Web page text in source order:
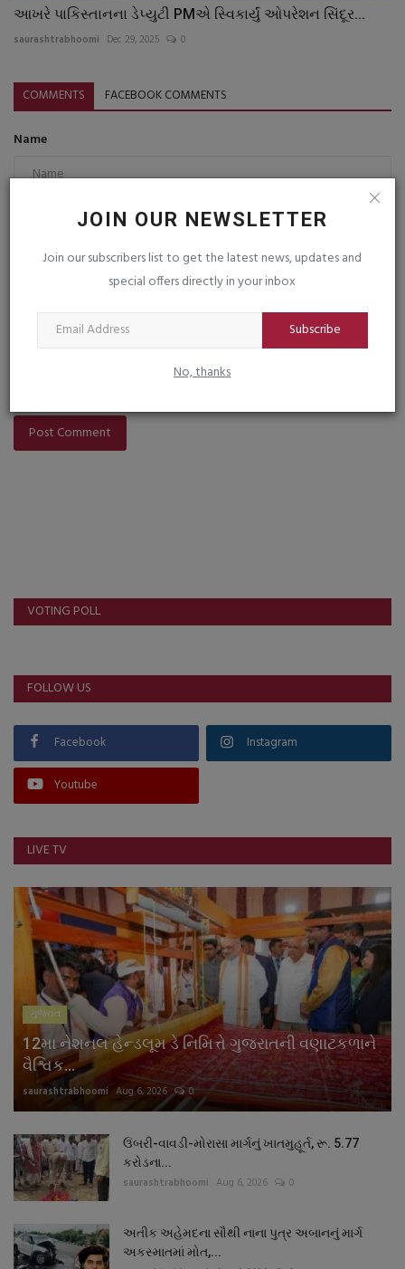
JOIN OUR NEWSLETTER
Join our subscribers list to get the latest news, updates and
special offers directly in your inbox
Subscribe
No, thanks
આખરે પાકિસ્તાનના ડેપ્યુટી PMએ સ્વિકાર્યું ઓપરેશન સિંદૂર...
saurashtrabhoomi Dec 29, 2025 0
COMMENTS FACEBOOK COMMENTS
Name
Post Comment
VOTING POLL
FOLLOW US
Facebook Instagram
Youtube
LIVE TV
ગુજરાત
12મા નેશનલ હેન્ડલૂમ ડે નિમિત્તે ગુજરાતની વણાટકળાને
વૈશ્વિક...
saurashtrabhoomi Aug 6, 2026 0
ઉંબરી-વાવડી-મોરાસા માર્ગનું ખાતમુહૂર્ત, રૂ. 5.77
કરોડના...
saurashtrabhoomi Aug 6, 2026 0
અતીક અહેમદના સૌથી નાના પુત્ર અબાનનું માર્ગ
અકસ્માતમાં મોત,...